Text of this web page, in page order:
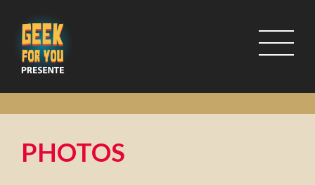
PHOTOS